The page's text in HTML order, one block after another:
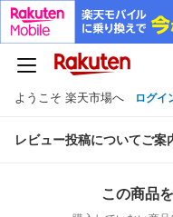
ようこそ 楽天市場へ ログイ
レビュー投稿についてご案
この商品